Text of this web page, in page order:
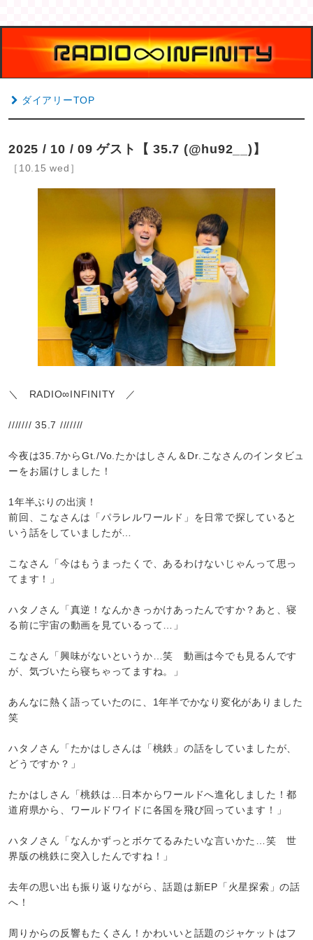
ダイアリーTOP
2025 / 10 / 09 ゲスト【 35.7 (@hu92__)】
［10.15 wed］
＼ RADIO∞INFINITY ／
/////// 35.7 ///////
今夜は35.7からGt./Vo.たかはしさん＆Dr.こなさんのインタビュ
ーをお届けしました！
1年半ぶりの出演！
前回、こなさんは「パラレルワールド」を日常で探していると
いう話をしていましたが…
こなさん「今はもうまったくで、あるわけないじゃんって思っ
てます！」
ハタノさん「真逆！なんかきっかけあったんですか？あと、寝
る前に宇宙の動画を見ているって…」
こなさん「興味がないというか…笑 動画は今でも見るんです
が、気づいたら寝ちゃってますね。」
あんなに熱く語っていたのに、1年半でかなり変化がありました
笑
ハタノさん「たかはしさんは「桃鉄」の話をしていましたが、
どうですか？」
たかはしさん「桃鉄は…日本からワールドへ進化しました！都
道府県から、ワールドワイドに各国を飛び回っています！」
ハタノさん「なんかずっとボケてるみたいな言いかた…笑 世
界版の桃鉄に突入したんですね！」
去年の思い出も振り返りながら、話題は新EP「火星探索」の話
へ！
周りからの反響もたくさん！かわいいと話題のジャケットはフ